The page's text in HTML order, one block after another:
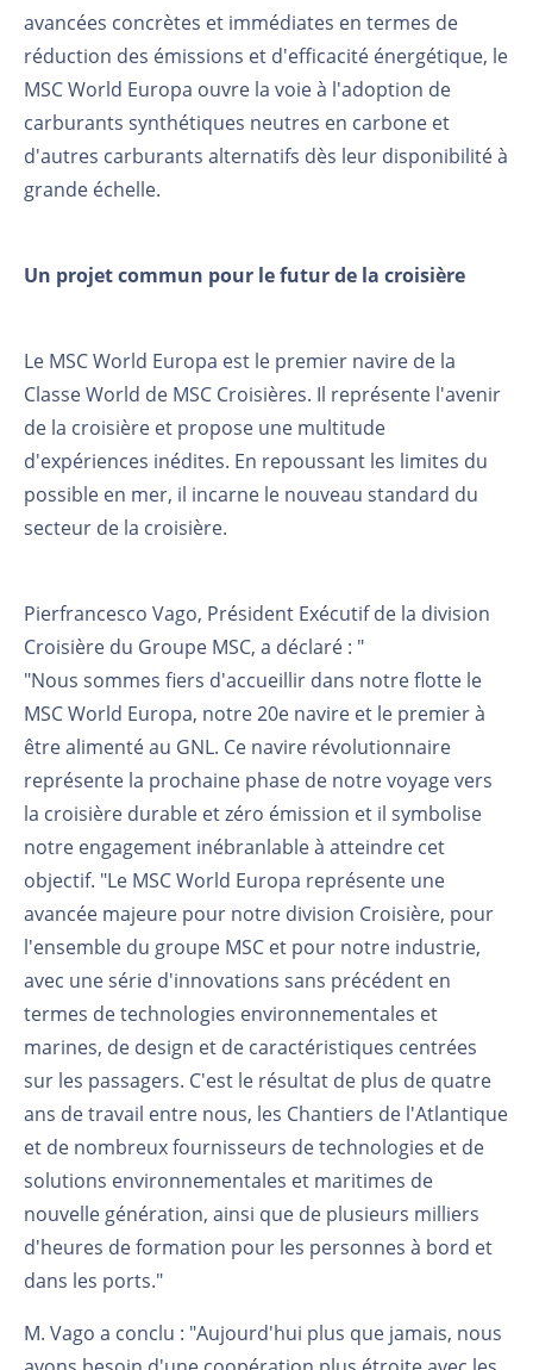
avancées concrètes et immédiates en termes de
réduction des émissions et d'efficacité énergétique, le
MSC World Europa ouvre la voie à l'adoption de
carburants synthétiques neutres en carbone et
d'autres carburants alternatifs dès leur disponibilité à
grande échelle.
Un projet commun pour le futur de la croisière
Le MSC World Europa est le premier navire de la
Classe World de MSC Croisières. Il représente l'avenir
de la croisière et propose une multitude
d'expériences inédites. En repoussant les limites du
possible en mer, il incarne le nouveau standard du
secteur de la croisière.
Pierfrancesco Vago, Président Exécutif de la division
Croisière du Groupe MSC, a déclaré : "
"Nous sommes fiers d'accueillir dans notre flotte le
MSC World Europa, notre 20e navire et le premier à
être alimenté au GNL. Ce navire révolutionnaire
représente la prochaine phase de notre voyage vers
la croisière durable et zéro émission et il symbolise
notre engagement inébranlable à atteindre cet
objectif. "Le MSC World Europa représente une
avancée majeure pour notre division Croisière, pour
l'ensemble du groupe MSC et pour notre industrie,
avec une série d'innovations sans précédent en
termes de technologies environnementales et
marines, de design et de caractéristiques centrées
sur les passagers. C'est le résultat de plus de quatre
ans de travail entre nous, les Chantiers de l'Atlantique
et de nombreux fournisseurs de technologies et de
solutions environnementales et maritimes de
nouvelle génération, ainsi que de plusieurs milliers
d'heures de formation pour les personnes à bord et
dans les ports."
M. Vago a conclu : "Aujourd'hui plus que jamais, nous